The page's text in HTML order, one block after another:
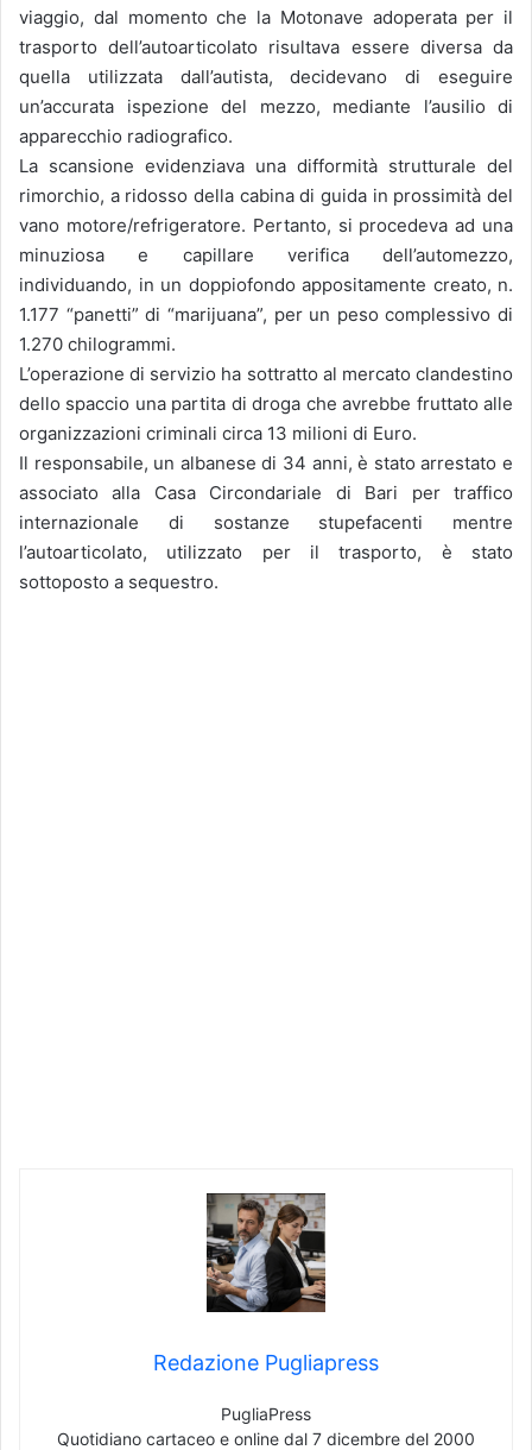
viaggio, dal momento che la Motonave adoperata per il
trasporto dell’autoarticolato risultava essere diversa da
quella utilizzata dall’autista, decidevano di eseguire
un’accurata ispezione del mezzo, mediante l’ausilio di
apparecchio radiografico.
La scansione evidenziava una difformità strutturale del
rimorchio, a ridosso della cabina di guida in prossimità del
vano motore/refrigeratore. Pertanto, si procedeva ad una
minuziosa e capillare verifica dell’automezzo,
individuando, in un doppiofondo appositamente creato, n.
1.177 “panetti” di “marijuana”, per un peso complessivo di
1.270 chilogrammi.
L’operazione di servizio ha sottratto al mercato clandestino
dello spaccio una partita di droga che avrebbe fruttato alle
organizzazioni criminali circa 13 milioni di Euro.
Il responsabile, un albanese di 34 anni, è stato arrestato e
associato alla Casa Circondariale di Bari per traffico
internazionale di sostanze stupefacenti mentre
l’autoarticolato, utilizzato per il trasporto, è stato
sottoposto a sequestro.
Redazione Pugliapress
PugliaPress
Quotidiano cartaceo e online dal 7 dicembre del 2000